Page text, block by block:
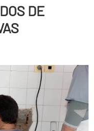
DE